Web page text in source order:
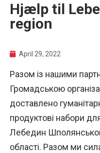
Hjælp til
region
April 29, 2022
Разом із нашими
Громадською
доставлено
продуктові набори
Лебедин
області. Разом ми